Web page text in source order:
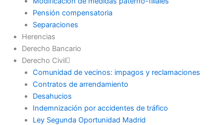
Pensión compensatoria
Separaciones
Herencias
Derecho Bancario
Derecho Civil
Comunidad de vecinos: impagos y reclamaciones
Contratos de arrendamiento
Desahucios
Indemnización por accidentes de tráfico
Ley Segunda Oportunidad Madrid